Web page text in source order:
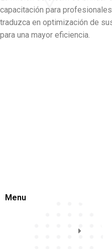
capacitación para
traduzca en optimización de
para una mayor eficiencia.
Menu